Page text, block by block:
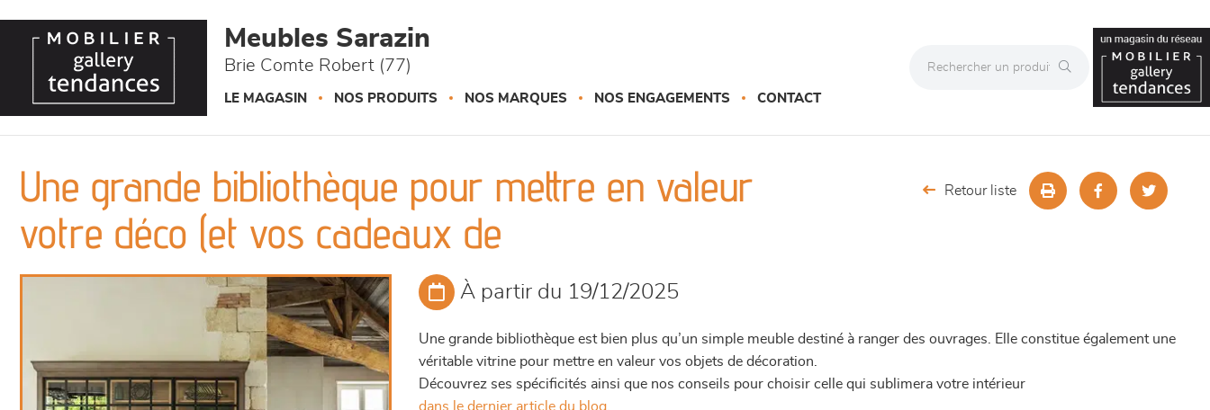
Meubles Sarazin
Brie Comte Robert (77)
LE MAGASIN NOS PRODUITS NOS MARQUES NOS ENGAGEMENTS CONTACT
Une grande bibliothèque pour mettre en valeur
votre déco (et vos cadeaux de
Retour liste
À partir du 19/12/2025
Une grande bibliothèque est bien plus qu’un simple meuble destiné à ranger des ouvrages. Elle constitue également une
véritable vitrine pour mettre en valeur vos objets de décoration.
Découvrez ses spécificités ainsi que nos conseils pour choisir celle qui sublimera votre intérieur
dans le dernier article du blog